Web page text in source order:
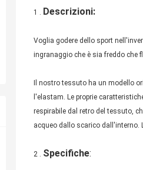
1 . Descrizioni:
Voglia godere dello sport
ingranaggio che è sia freddo che
Il nostro tessuto ha un modello
l'elastam. Le proprie
respirabile dal retro del tessuto,
acqueo dallo scarico
2 . Specifiche: